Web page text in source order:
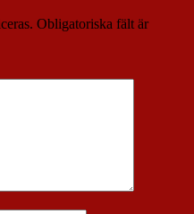
Obligatoriska fält är